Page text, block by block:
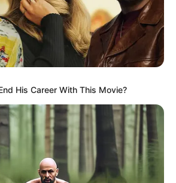
His Career With This Movie?